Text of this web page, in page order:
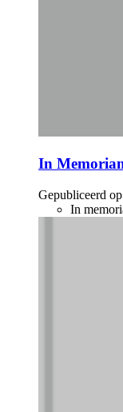
In
Gepubliceerd
In